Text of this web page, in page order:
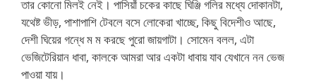
তার কোনো মিলই নেই। পাসিয়াঁ চকের কাছে ঘিঞ্জি গলির মধ্যে দোকানটা,
যথেষ্ট ভীড়, পাশাপাশি টেবলে বসে লোকেরা খাচ্ছে, কিছু বিদেশীও আছে,
দেশী ঘিয়ের গন্ধে ম ম করছে পুরো জায়গাটা। সোমেন বলল, এটা
ভেজিটেরিয়ান ধাবা, কালকে আমরা আর একটা ধাবায় যাব যেখানে নন ভেজ
পাওয়া যায়।